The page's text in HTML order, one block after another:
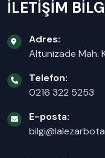
İLETİŞİM
Adres:
Altunizade Mah.
Telefon:
0216 322 5253
E-posta: